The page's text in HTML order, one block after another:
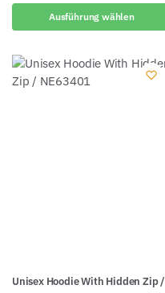
Ausführung wählen
Unisex Hoodie With Hidden Zip /